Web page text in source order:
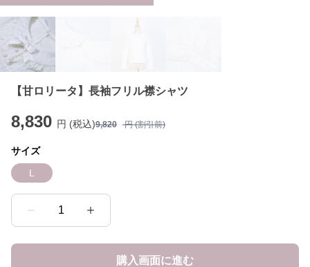
【甘ロリータ】長袖フリル襟シャツ
8,830 円 (税込)9,820 円 (割引前)
サイズ
L
1
購入画面に進む